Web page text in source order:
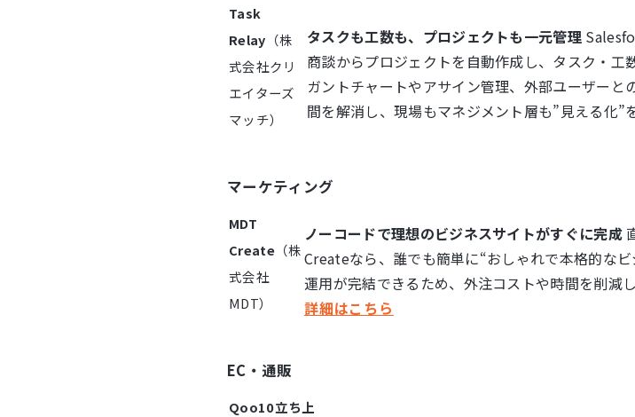
Task
Relay （株
式会社クリ
エイターズ
マッチ）
タスクも工数も、プロジェクトも一元管理
商談からプロジェクトを自動作成し、タスク・工
ガントチャートやアサイン管理、外部ユーザー
間を解消し、現場もマネジメント層も”見える化”
マーケティング
MDT
Create（株
式会社
MDT）
ノーコードで理想のビジネスサイトがすぐに完成
Createなら、誰でも簡単に“おしゃれで本格的な
運用が完結できるため、外注コストや時間を削減
詳細はこちら
EC・通販
Qoo10立ち上